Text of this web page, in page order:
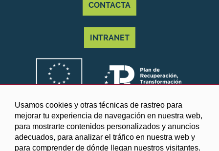
Usamos cookies y otras técnicas de rastreo para
mejorar tu experiencia de navegación en nuestra web,
para mostrarte contenidos personalizados y anuncios
adecuados, para analizar el tráfico en nuestra web y
para comprender de dónde llegan nuestros visitantes.
CONTACTA
INTRANET